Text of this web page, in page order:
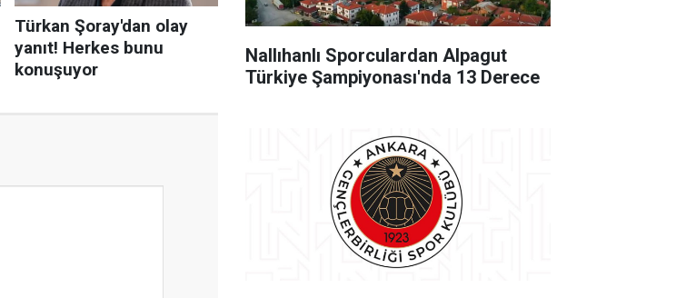
Nallıhanlı Sporculardan Alpagut
Türkiye Şampiyonası'nda 13 Derece